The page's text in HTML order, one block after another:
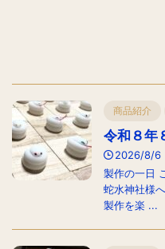
商品紹介
令和８年
2026/8/6
製作の一日
蛇水神社様
製作を楽 ...